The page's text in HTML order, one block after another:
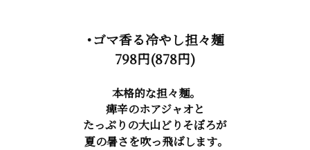
・ゴマ香る冷やし担々麺
798円(878円)
本格的な担々麺。
痺辛のホアジャオと
たっぷりの大山どりそぼろが
夏の暑さを吹っ飛ばします。